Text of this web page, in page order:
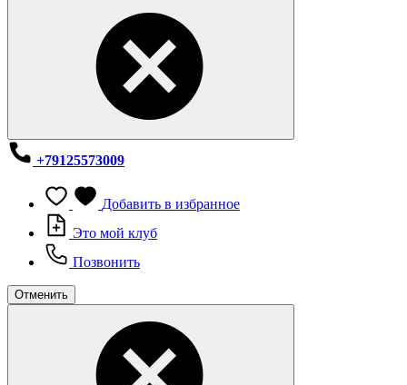
+79125573009
Добавить в избранное
Это мой клуб
Позвонить
Отменить